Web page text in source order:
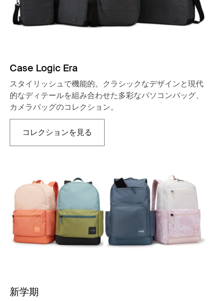
Case Logic Era
スタイリッシュで機能的。クラシックなデザインと現代
的なディテールを組み合わせた多彩なパソコンバッグ、
カメラバッグのコレクション。
コレクションを見る新しいタブで開きます
新学期